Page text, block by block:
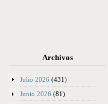
Archivos
Julio 2026 (431)
Junio 2026 (81)